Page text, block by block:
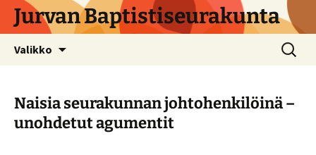
Siirry
sisältöön
Jurvan Baptistiseurakunta
Valikko Haku:
Naisia seurakunnan johtohenkilöinä –
unohdetut agumentit